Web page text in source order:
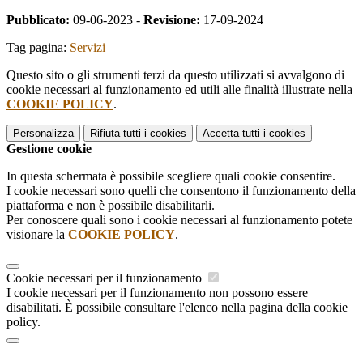
Pubblicato: 09-06-2023 - Revisione: 17-09-2024
Tag pagina: Servizi
Questo sito o gli strumenti terzi da questo utilizzati si avvalgono di
cookie necessari al funzionamento ed utili alle finalità illustrate nella
COOKIE POLICY.
Personalizza Rifiuta tutti i cookies Accetta tutti i cookies
Gestione cookie
In questa schermata è possibile scegliere quali cookie consentire.
I cookie necessari sono quelli che consentono il funzionamento della
piattaforma e non è possibile disabilitarli.
Per conoscere quali sono i cookie necessari al funzionamento potete
visionare la COOKIE POLICY.
Cookie necessari per il funzionamento
I cookie necessari per il funzionamento non possono essere
disabilitati. È possibile consultare l'elenco nella pagina della cookie
policy.